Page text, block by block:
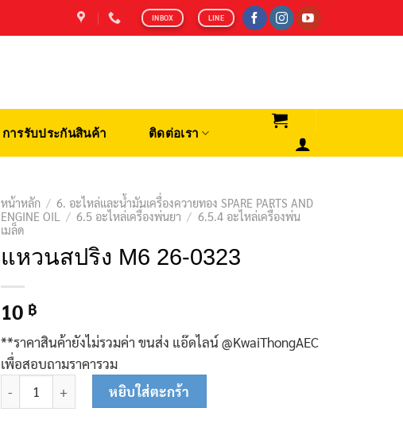
INBOX LINE
การรับประกันสินค้า ติดต่อเรา
หน้าหลัก / 6. อะไหล่และน้ำมันเครื่องควายทอง SPARE PARTS AND
ENGINE OIL
/ 6.5 อะไหล่เครื่องพ่นยา / 6.5.4 อะไหล่เครื่องพ่น
เมล็ด
แหวนสปริง M6 26-0323
10 ฿
**ราคาสินค้ายังไม่รวมค่า ขนส่ง แอ๊ดไลน์ @KwaiThongAEC
เพื่อสอบถามราคารวม
จำนวน แหวนสปริง M6 26-0323 ชิ้น
หยิบใส่ตะกร้า